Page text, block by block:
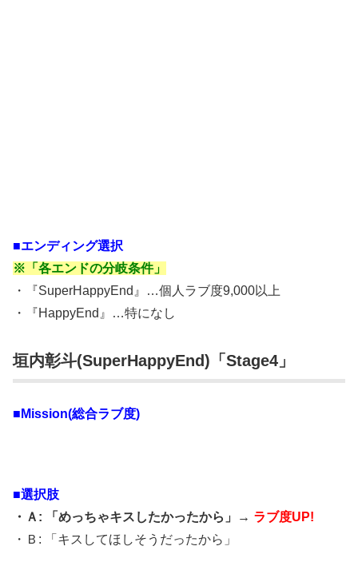
■エンディング選択
※「各エンドの分岐条件」
・『SuperHappyEnd』…個人ラブ度9,000以上
・『HappyEnd』…特になし
垣内彰斗(SuperHappyEnd)「Stage4」
■Mission(総合ラブ度)
■選択肢
・Ａ: 「めっちゃキスしたかったから」→ ラブ度UP!
・Ｂ: 「キスしてほしそうだったから」